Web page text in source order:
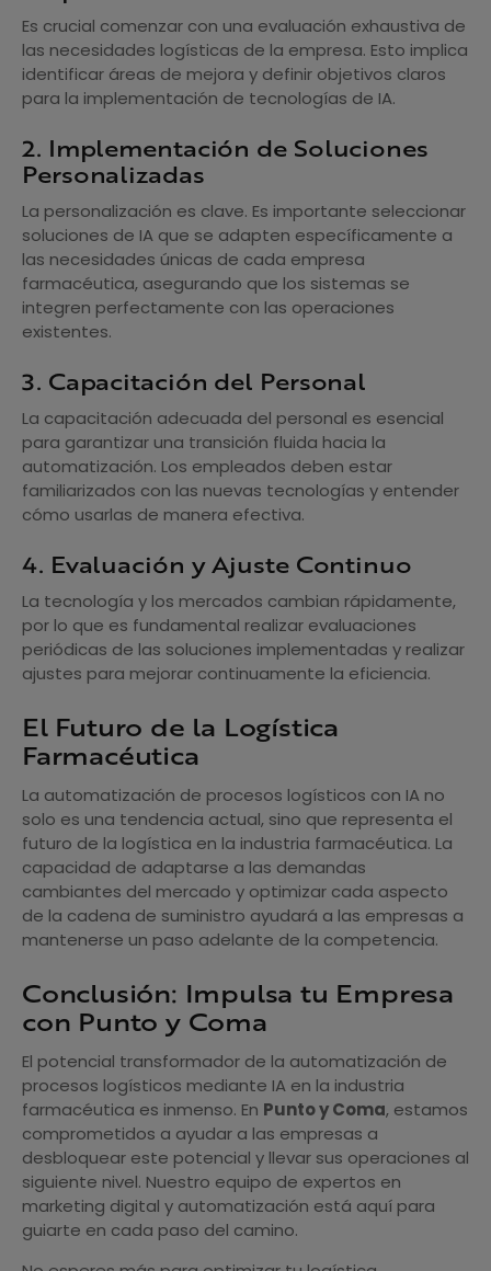
Es crucial comenzar con una evaluación exhaustiva de
las necesidades logísticas de la empresa. Esto implica
identificar áreas de mejora y definir objetivos claros
para la implementación de tecnologías de IA.
2. Implementación de Soluciones
Personalizadas
La personalización es clave. Es importante seleccionar
soluciones de IA que se adapten específicamente a
las necesidades únicas de cada empresa
farmacéutica, asegurando que los sistemas se
integren perfectamente con las operaciones
existentes.
3. Capacitación del Personal
La capacitación adecuada del personal es esencial
para garantizar una transición fluida hacia la
automatización. Los empleados deben estar
familiarizados con las nuevas tecnologías y entender
cómo usarlas de manera efectiva.
4. Evaluación y Ajuste Continuo
La tecnología y los mercados cambian rápidamente,
por lo que es fundamental realizar evaluaciones
periódicas de las soluciones implementadas y realizar
ajustes para mejorar continuamente la eficiencia.
El Futuro de la Logística
Farmacéutica
La automatización de procesos logísticos con IA no
solo es una tendencia actual, sino que representa el
futuro de la logística en la industria farmacéutica. La
capacidad de adaptarse a las demandas
cambiantes del mercado y optimizar cada aspecto
de la cadena de suministro ayudará a las empresas a
mantenerse un paso adelante de la competencia.
Conclusión: Impulsa tu Empresa
con Punto y Coma
El potencial transformador de la automatización de
procesos logísticos mediante IA en la industria
farmacéutica es inmenso. En Punto y Coma, estamos
comprometidos a ayudar a las empresas a
desbloquear este potencial y llevar sus operaciones al
siguiente nivel. Nuestro equipo de expertos en
marketing digital y automatización está aquí para
guiarte en cada paso del camino.